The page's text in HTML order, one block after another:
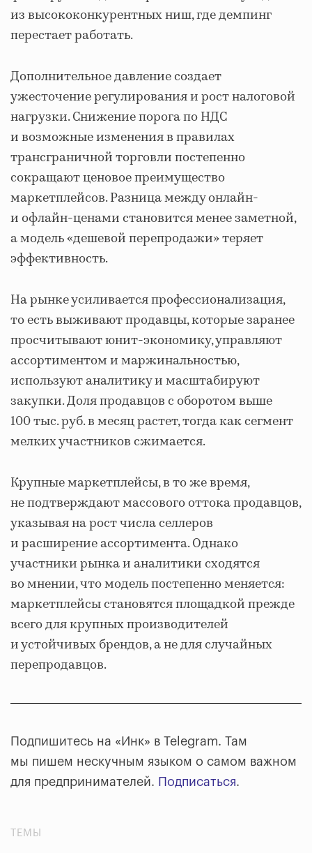
из высококонкурентных ниш, где демпинг
перестает работать.
Дополнительное давление создает
ужесточение регулирования и рост налоговой
нагрузки. Снижение порога по НДС
и возможные изменения в правилах
трансграничной торговли постепенно
сокращают ценовое преимущество
маркетплейсов. Разница между онлайн-
и офлайн-ценами становится менее заметной,
а модель «дешевой перепродажи» теряет
эффективность.
На рынке усиливается профессионализация,
то есть выживают продавцы, которые заранее
просчитывают юнит-экономику, управляют
ассортиментом и маржинальностью,
используют аналитику и масштабируют
закупки. Доля продавцов с оборотом выше
100 тыс. руб. в месяц растет, тогда как сегмент
мелких участников сжимается.
Крупные маркетплейсы, в то же время,
не подтверждают массового оттока продавцов,
указывая на рост числа селлеров
и расширение ассортимента. Однако
участники рынка и аналитики сходятся
во мнении, что модель постепенно меняется:
маркетплейсы становятся площадкой прежде
всего для крупных производителей
и устойчивых брендов, а не для случайных
перепродавцов.
Подпишитесь на «Инк» в Telegram. Там
мы пишем нескучным языком о самом важном
для предпринимателей. Подписаться.
ТЕМЫ